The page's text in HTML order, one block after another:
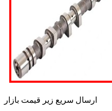
ارسال سریع زیر قیمت بازار